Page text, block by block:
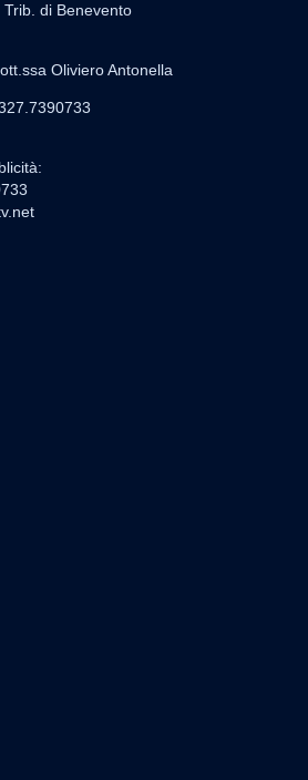
di Benevento
Oliviero Antonella